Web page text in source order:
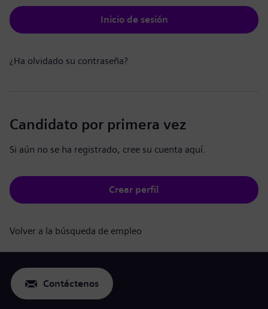
Inicio de sesión
¿Ha olvidado su contraseña?
Candidato por primera vez
Si aún no se ha registrado, cree su cuenta aquí.
Crear perfil
Volver a la búsqueda de empleo
Contáctenos